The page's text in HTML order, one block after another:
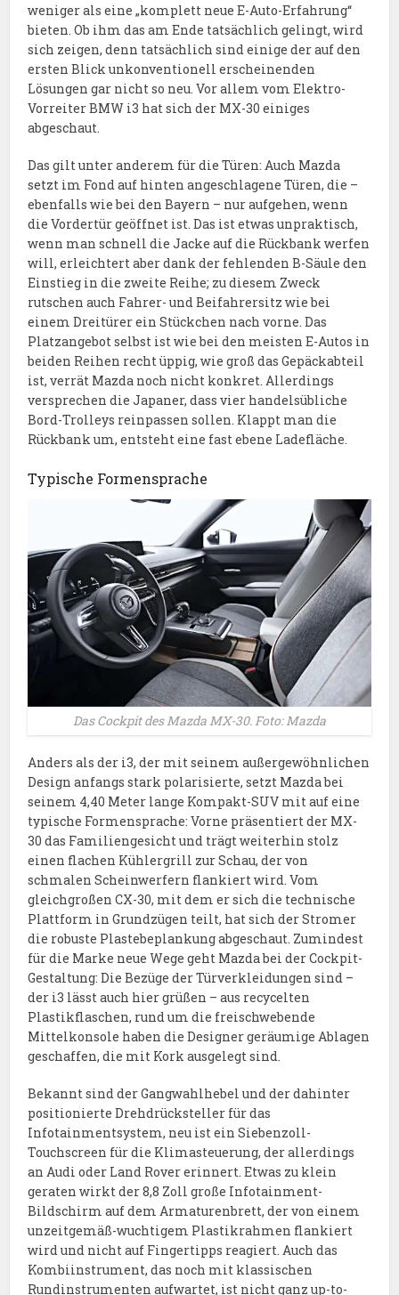
weniger als eine „komplett neue E-Auto-Erfahrung“
bieten. Ob ihm das am Ende tatsächlich gelingt, wird
sich zeigen, denn tatsächlich sind einige der auf den
ersten Blick unkonventionell erscheinenden
Lösungen gar nicht so neu. Vor allem vom Elektro-
Vorreiter BMW i3 hat sich der MX-30 einiges
abgeschaut.
Das gilt unter anderem für die Türen: Auch Mazda
setzt im Fond auf hinten angeschlagene Türen, die –
ebenfalls wie bei den Bayern – nur aufgehen, wenn
die Vordertür geöffnet ist. Das ist etwas unpraktisch,
wenn man schnell die Jacke auf die Rückbank werfen
will, erleichtert aber dank der fehlenden B-Säule den
Einstieg in die zweite Reihe; zu diesem Zweck
rutschen auch Fahrer- und Beifahrersitz wie bei
einem Dreitürer ein Stückchen nach vorne. Das
Platzangebot selbst ist wie bei den meisten E-Autos in
beiden Reihen recht üppig, wie groß das Gepäckabteil
ist, verrät Mazda noch nicht konkret. Allerdings
versprechen die Japaner, dass vier handelsübliche
Bord-Trolleys reinpassen sollen. Klappt man die
Rückbank um, entsteht eine fast ebene Ladefläche.
Typische Formensprache
Das Cockpit des Mazda MX-30. Foto: Mazda
Anders als der i3, der mit seinem außergewöhnlichen
Design anfangs stark polarisierte, setzt Mazda bei
seinem 4,40 Meter lange Kompakt-SUV mit auf eine
typische Formensprache: Vorne präsentiert der MX-
30 das Familiengesicht und trägt weiterhin stolz
einen flachen Kühlergrill zur Schau, der von
schmalen Scheinwerfern flankiert wird. Vom
gleichgroßen CX-30, mit dem er sich die technische
Plattform in Grundzügen teilt, hat sich der Stromer
die robuste Plastebeplankung abgeschaut. Zumindest
für die Marke neue Wege geht Mazda bei der Cockpit-
Gestaltung: Die Bezüge der Türverkleidungen sind –
der i3 lässt auch hier grüßen – aus recycelten
Plastikflaschen, rund um die freischwebende
Mittelkonsole haben die Designer geräumige Ablagen
geschaffen, die mit Kork ausgelegt sind.
Bekannt sind der Gangwahlhebel und der dahinter
positionierte Drehdrücksteller für das
Infotainmentsystem, neu ist ein Siebenzoll-
Touchscreen für die Klimasteuerung, der allerdings
an Audi oder Land Rover erinnert. Etwas zu klein
geraten wirkt der 8,8 Zoll große Infotainment-
Bildschirm auf dem Armaturenbrett, der von einem
unzeitgemäß-wuchtigem Plastikrahmen flankiert
wird und nicht auf Fingertipps reagiert. Auch das
Kombiinstrument, das noch mit klassischen
Rundinstrumenten aufwartet, ist nicht ganz up-to-